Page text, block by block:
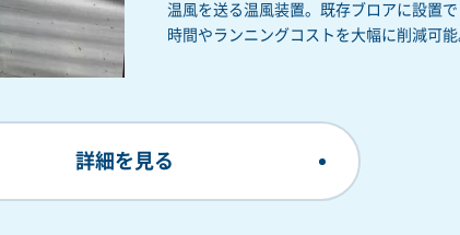
温風を送る温風装置。既存ブロアに設置
時間やランニングコストを大幅に削減可能
詳細を見る